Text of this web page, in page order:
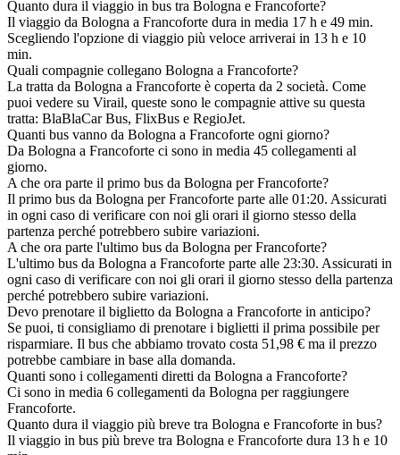
Quanto dura il viaggio in bus tra Bologna e Francoforte?
Il viaggio da Bologna a Francoforte dura in media 17 h e 49 min.
Scegliendo l'opzione di viaggio più veloce arriverai in 13 h e 10
min.
Quali compagnie collegano Bologna a Francoforte?
La tratta da Bologna a Francoforte è coperta da 2 società. Come
puoi vedere su Virail, queste sono le compagnie attive su questa
tratta: BlaBlaCar Bus, FlixBus e RegioJet.
Quanti bus vanno da Bologna a Francoforte ogni giorno?
Da Bologna a Francoforte ci sono in media 45 collegamenti al
giorno.
A che ora parte il primo bus da Bologna per Francoforte?
Il primo bus da Bologna per Francoforte parte alle 01:20. Assicurati
in ogni caso di verificare con noi gli orari il giorno stesso della
partenza perché potrebbero subire variazioni.
A che ora parte l'ultimo bus da Bologna per Francoforte?
L'ultimo bus da Bologna a Francoforte parte alle 23:30. Assicurati in
ogni caso di verificare con noi gli orari il giorno stesso della partenza
perché potrebbero subire variazioni.
Devo prenotare il biglietto da Bologna a Francoforte in anticipo?
Se puoi, ti consigliamo di prenotare i biglietti il prima possibile per
risparmiare. Il bus che abbiamo trovato costa 51,98 € ma il prezzo
potrebbe cambiare in base alla domanda.
Quanti sono i collegamenti diretti da Bologna a Francoforte?
Ci sono in media 6 collegamenti da Bologna per raggiungere
Francoforte.
Quanto dura il viaggio più breve tra Bologna e Francoforte in bus?
Il viaggio in bus più breve tra Bologna e Francoforte dura 13 h e 10